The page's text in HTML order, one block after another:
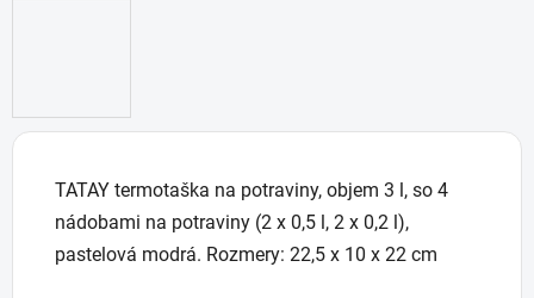
TATAY termotaška na potraviny, objem 3 l, so 4
nádobami na potraviny (2 x 0,5 l, 2 x 0,2 l),
pastelová modrá. Rozmery: 22,5 x 10 x 22 cm